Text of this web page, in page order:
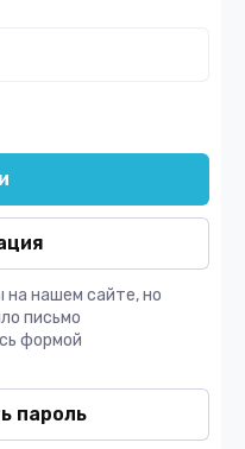
на нашем сайте, но
письмо
формой
пароль